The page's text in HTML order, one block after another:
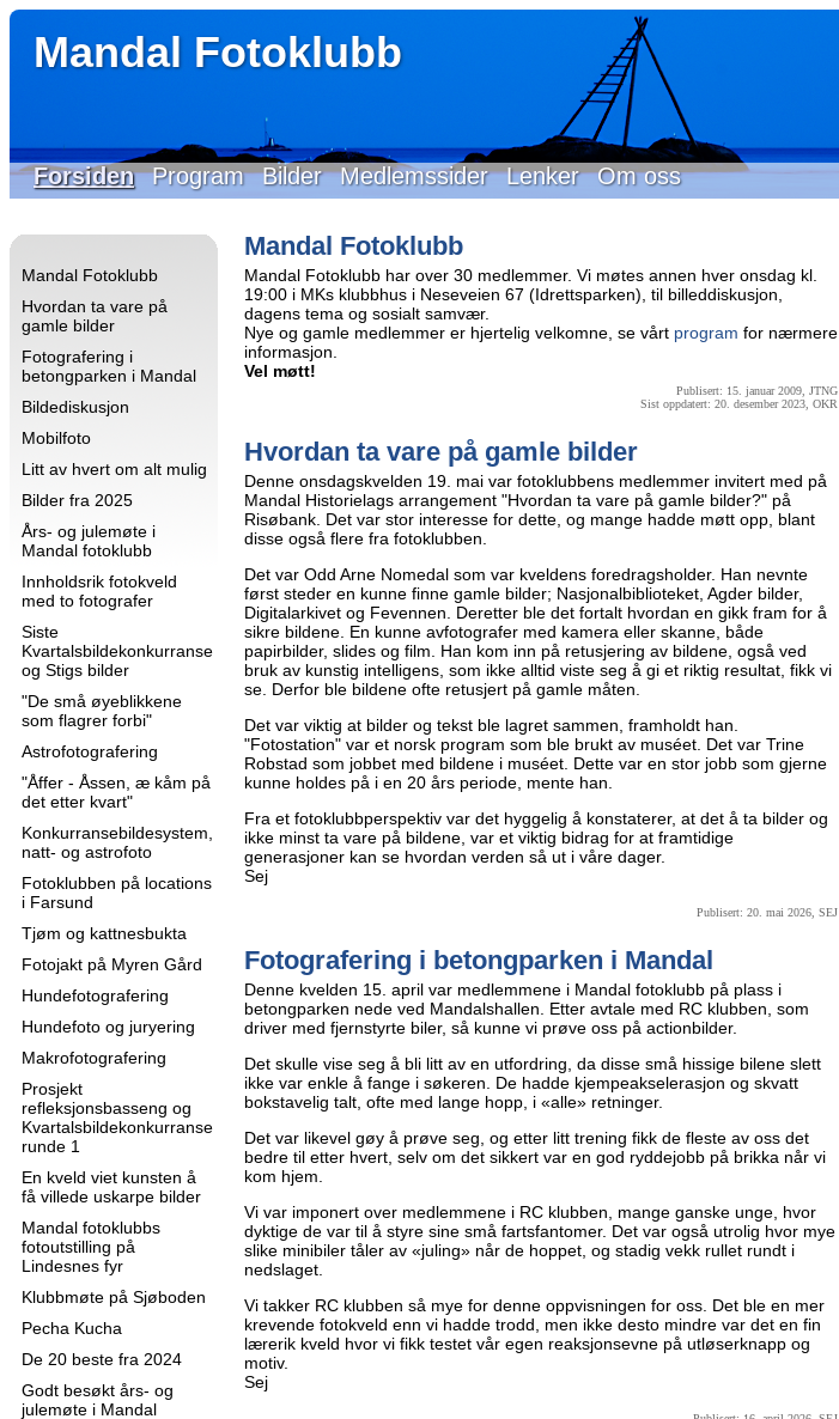
Mandal Fotoklubb
Forsiden Program Bilder Medlemssider Lenker Om oss
Mandal Fotoklubb
Hvordan ta vare på
gamle bilder
Fotografering i
betongparken i Mandal
Bildediskusjon
Mobilfoto
Litt av hvert om alt mulig
Bilder fra 2025
Års- og julemøte i
Mandal fotoklubb
Innholdsrik fotokveld
med to fotografer
Siste
Kvartalsbildekonkurranse
og Stigs bilder
"De små øyeblikkene
som flagrer forbi"
Astrofotografering
"Åffer - Åssen, æ kåm på
det etter kvart"
Konkurransebildesystem,
natt- og astrofoto
Fotoklubben på locations
i Farsund
Tjøm og kattnesbukta
Fotojakt på Myren Gård
Hundefotografering
Hundefoto og juryering
Makrofotografering
Prosjekt
refleksjonsbasseng og
Kvartalsbildekonkurranse
runde 1
En kveld viet kunsten å
få villede uskarpe bilder
Mandal fotoklubbs
fotoutstilling på
Lindesnes fyr
Klubbmøte på Sjøboden
Pecha Kucha
De 20 beste fra 2024
Godt besøkt års- og
julemøte i Mandal
Mandal Fotoklubb
Mandal Fotoklubb har over 30 medlemmer. Vi møtes annen hver onsdag kl.
19:00 i MKs klubbhus i Neseveien 67 (Idrettsparken), til billeddiskusjon,
dagens tema og sosialt samvær.
Nye og gamle medlemmer er hjertelig velkomne, se vårt program for nærmere
informasjon.
Vel møtt!
Publisert: 15. januar 2009, JTNG
Sist oppdatert: 20. desember 2023, OKR
Hvordan ta vare på gamle bilder
Denne onsdagskvelden 19. mai var fotoklubbens medlemmer invitert med på
Mandal Historielags arrangement "Hvordan ta vare på gamle bilder?" på
Risøbank. Det var stor interesse for dette, og mange hadde møtt opp, blant
disse også flere fra fotoklubben.
Det var Odd Arne Nomedal som var kveldens foredragsholder. Han nevnte
først steder en kunne finne gamle bilder; Nasjonalbiblioteket, Agder bilder,
Digitalarkivet og Fevennen. Deretter ble det fortalt hvordan en gikk fram for å
sikre bildene. En kunne avfotografer med kamera eller skanne, både
papirbilder, slides og film. Han kom inn på retusjering av bildene, også ved
bruk av kunstig intelligens, som ikke alltid viste seg å gi et riktig resultat, fikk vi
se. Derfor ble bildene ofte retusjert på gamle måten.
Det var viktig at bilder og tekst ble lagret sammen, framholdt han.
"Fotostation" var et norsk program som ble brukt av muséet. Det var Trine
Robstad som jobbet med bildene i muséet. Dette var en stor jobb som gjerne
kunne holdes på i en 20 års periode, mente han.
Fra et fotoklubbperspektiv var det hyggelig å konstaterer, at det å ta bilder og
ikke minst ta vare på bildene, var et viktig bidrag for at framtidige
generasjoner kan se hvordan verden så ut i våre dager.
Sej
Publisert: 20. mai 2026, SEJ
Fotografering i betongparken i Mandal
Denne kvelden 15. april var medlemmene i Mandal fotoklubb på plass i
betongparken nede ved Mandalshallen. Etter avtale med RC klubben, som
driver med fjernstyrte biler, så kunne vi prøve oss på actionbilder.
Det skulle vise seg å bli litt av en utfordring, da disse små hissige bilene slett
ikke var enkle å fange i søkeren. De hadde kjempeakselerasjon og skvatt
bokstavelig talt, ofte med lange hopp, i «alle» retninger.
Det var likevel gøy å prøve seg, og etter litt trening fikk de fleste av oss det
bedre til etter hvert, selv om det sikkert var en god ryddejobb på brikka når vi
kom hjem.
Vi var imponert over medlemmene i RC klubben, mange ganske unge, hvor
dyktige de var til å styre sine små fartsfantomer. Det var også utrolig hvor mye
slike minibiler tåler av «juling» når de hoppet, og stadig vekk rullet rundt i
nedslaget.
Vi takker RC klubben så mye for denne oppvisningen for oss. Det ble en mer
krevende fotokveld enn vi hadde trodd, men ikke desto mindre var det en fin
lærerik kveld hvor vi fikk testet vår egen reaksjonsevne på utløserknapp og
motiv.
Sej